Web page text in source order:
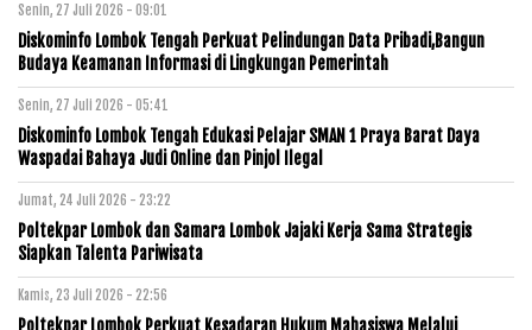
Senin, 27 Juli 2026 - 09:01
Diskominfo Lombok Tengah Perkuat Pelindungan Data Pribadi,Bangun
Budaya Keamanan Informasi di Lingkungan Pemerintah
Senin, 27 Juli 2026 - 05:41
Diskominfo Lombok Tengah Edukasi Pelajar SMAN 1 Praya Barat Daya
Waspadai Bahaya Judi Online dan Pinjol Ilegal
Jumat, 24 Juli 2026 - 23:22
Poltekpar Lombok dan Samara Lombok Jajaki Kerja Sama Strategis
Siapkan Talenta Pariwisata
Kamis, 23 Juli 2026 - 22:56
Poltekpar Lombok Perkuat Kesadaran Hukum Mahasiswa Melalui